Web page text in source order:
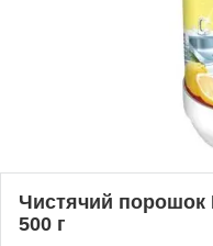
Чистячий порошок
500 г